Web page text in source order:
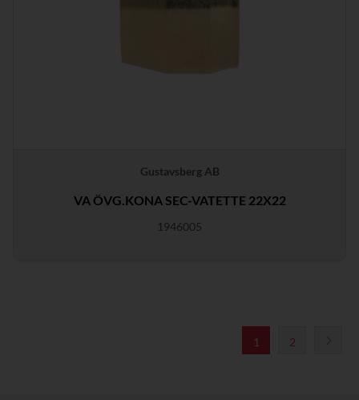
Gustavsberg AB
VA ÖVG.KONA SEC-VATETTE 22X22
1946005
1 2